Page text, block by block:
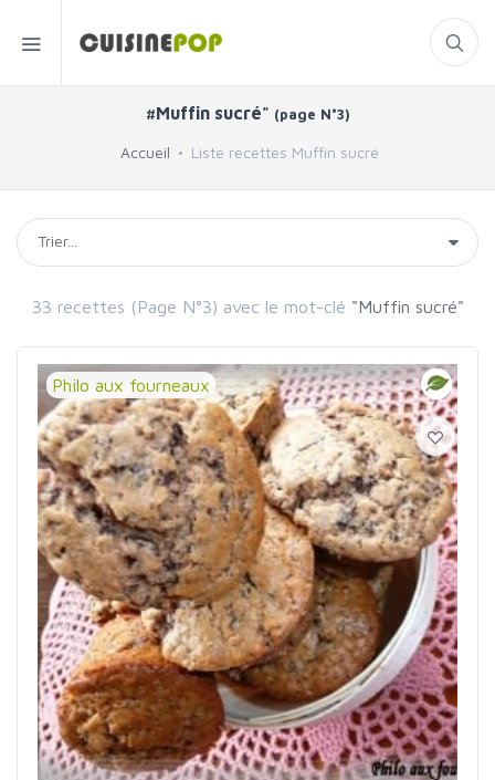
#Muffin sucré" (page N°3)
Accueil Liste recettes Muffin sucré
33 recettes (Page N°3) avec le mot-clé "Muffin sucré"
Philo aux fourneaux